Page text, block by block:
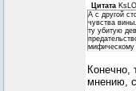
Цитата
А с другой
чувства
ту убитую
мифическому
Конечно,
мнению,